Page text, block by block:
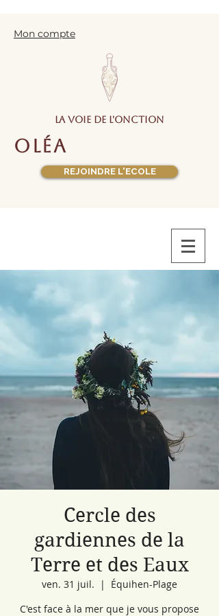
Mon compte
la voie de l'onction
oléa
REJOINDRE L'ECOLE
Cercle des
gardiennes de la
Terre et des Eaux
ven. 31 juil.
  |
Équihen-Plage
C'est face à la mer que je vous propose